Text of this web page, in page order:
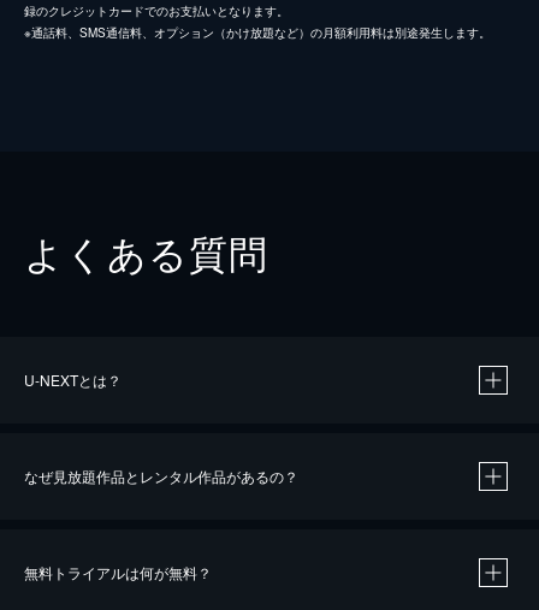
録のクレジットカードでのお支払いとなります。
※通話料、SMS通信料、オプション（かけ放題など）の月額利用料は別途発生します。
よくある質問
U-NEXTとは？
なぜ見放題作品とレンタル作品があるの？
無料トライアルは何が無料？